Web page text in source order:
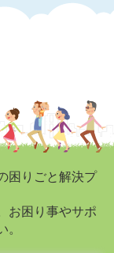
困りごと解決プ
お困り事やサポ
。